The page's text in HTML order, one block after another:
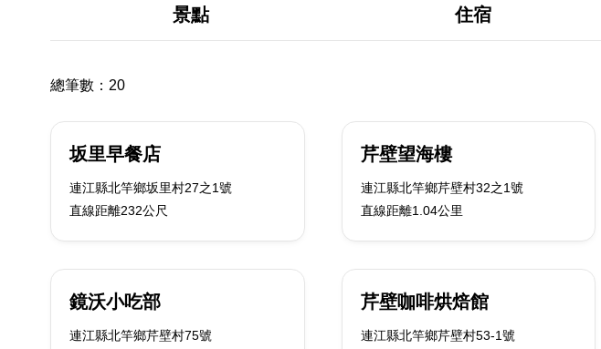
景點 住宿
總筆數： 20
坂里早餐店
連江縣北竿鄉坂里村27之1號
直線距離232公尺
芹壁望海樓
連江縣北竿鄉芹壁村32之1號
直線距離1.04公里
鏡沃小吃部
連江縣北竿鄉芹壁村75號
芹壁咖啡烘焙館
連江縣北竿鄉芹壁村53-1號